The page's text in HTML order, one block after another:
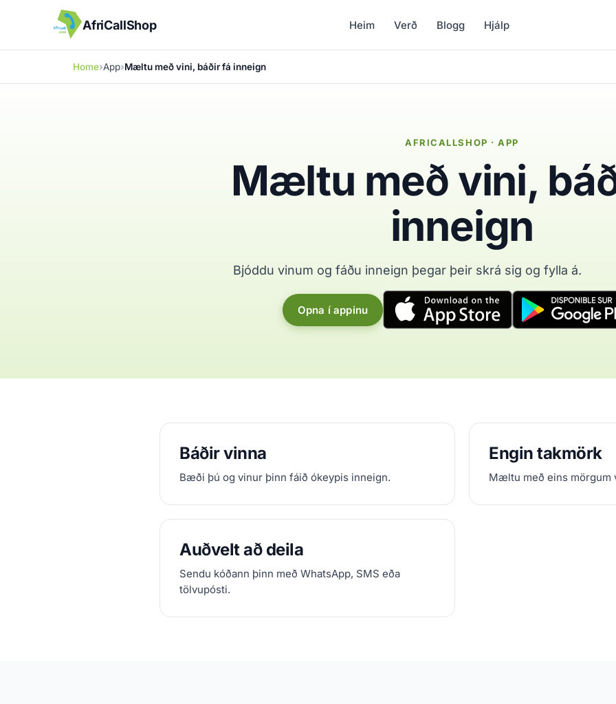
AfriCallShop Heim Verð Blogg Hjálp
Home App Mæltu með vini, báðir fá inneign
AFRICALLSHOP · APP
Mæltu með vini,
inneign
Bjóddu vinum og fáðu inneign þegar þeir skrá sig og fylla á.
Opna í appinu
Báðir vinna
Bæði þú og vinur þinn fáið ókeypis inneign.
Engin takmörk
Mæltu með eins mörgum
Auðvelt að deila
Sendu kóðann þinn með WhatsApp, SMS eða
tölvupósti.